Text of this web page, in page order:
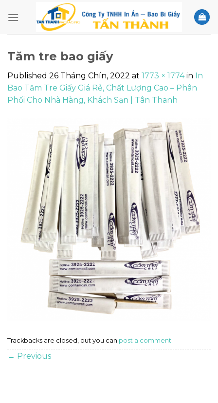
Tăm tre bao giấy
Published 26 Tháng Chín, 2022 at 1773 × 1774in In
Bao Tăm Tre Giấy Giá Rẻ, Chất Lượng Cao – Phân
Phối Cho Nhà Hàng, Khách Sạn | Tân Thanh
Trackbacks are closed, but you can post a comment.
← Previous